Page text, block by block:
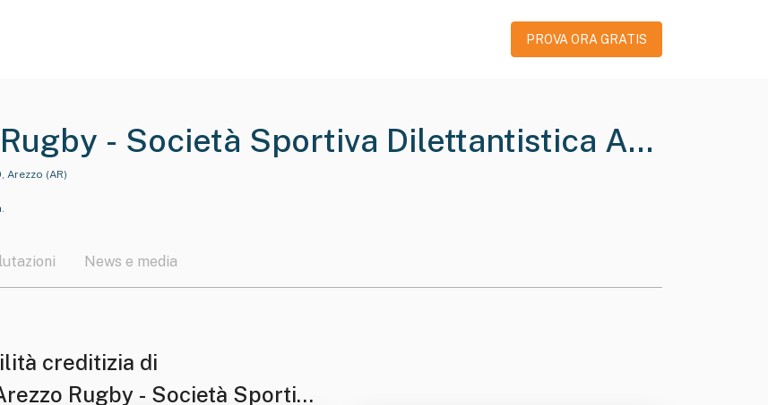
PROVA ORA GRATIS
- Società Sportiva Dilettantistica A
Limitata
Arezzo (AR)
News e media
creditizia di
Rugby - Società Sportiva